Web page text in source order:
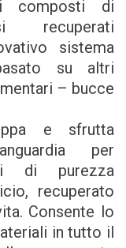
composti di
recuperati
sistema
su altri
– bucce
e sfrutta
per
di purezza
recuperato
Consente lo
in tutto il